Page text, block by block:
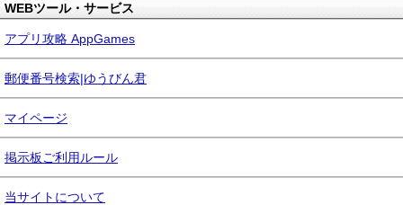
WEBツール・サービス
アプリ攻略 AppGames
郵便番号検索|ゆうびん君
マイページ
掲示板ご利用ルール
当サイトについて